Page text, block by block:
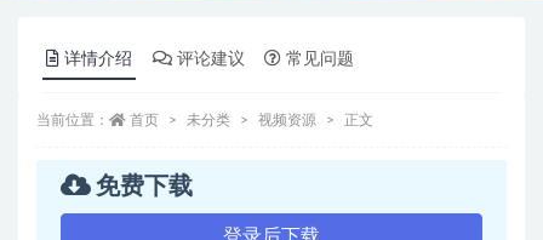
详情介绍 评论建议 常见问题
当前位置： 首页 未分类 视频资源 正文
免费下载